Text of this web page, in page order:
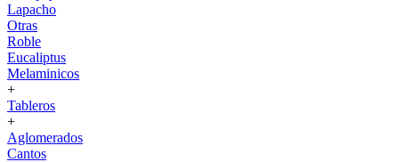
Lapacho
Otras
Roble
Eucaliptus
Melaminicos
+
Tableros
+
Aglomerados
Cantos